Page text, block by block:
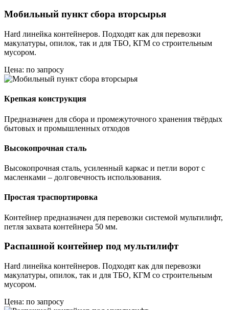
Мобильный пункт сбора вторсырья
Hard линейка контейнеров. Подходят как для перевозки
макулатуры, опилок, так и для ТБО, КГМ со строительным
мусором.
Цена: по запросу
Крепкая конструкция
Предназначен для сбора и промежуточного хранения твёрдых
бытовых и промышленных отходов
Высокопрочная сталь
Высокопрочная сталь, усиленный каркас и петли ворот с
масленками – долговечность использования.
Простая траспортировка
Контейнер предназначен для перевозки системой мультилифт,
петля захвата контейнера 50 мм.
Распашной контейнер под мультилифт
Hard линейка контейнеров. Подходят как для перевозки
макулатуры, опилок, так и для ТБО, КГМ со строительным
мусором.
Цена: по запросу